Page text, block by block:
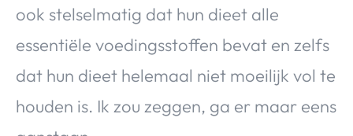
ook stelselmatig dat hun dieet alle
essentiële voedingsstoffen bevat en zelfs
dat hun dieet helemaal niet moeilijk vol te
houden is. Ik zou zeggen, ga er maar eens